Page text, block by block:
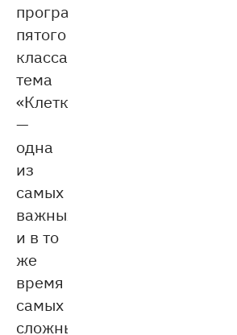
программе
пятого
класса
тема
«Клетка»
—
одна
из
самых
важных
и в то
же
время
самых
сложных